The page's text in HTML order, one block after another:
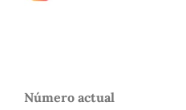
Número actual